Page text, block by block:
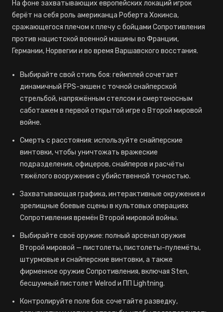
На фоне захватывающих европейских локаций игрок
берёт на себя роль американца Роберта Хокинса,
сражающегося плечом к плечу с бойцами Сопротивления
против нацистской военной машины во Франции,
Германии, Норвегии и во время Варшавского восстания.
Выбирайте свой стиль боя: геймплей сочетает
динамичный FPS-экшен с точной снайперской
стрельбой, напряжённым стелсом и смертоносным
саботажем в первой открытой игре о Второй мировой
войне.
Смерть с расстояния: используйте снайперские
винтовки, чтобы уничтожать вражеские
подразделения, офицеров, снайперов и расчёты
тяжёлого вооружения с убийственной точностью.
Захватывающая графика, интерактивные окружения и
зрелищные боевые сцены в культовых операциях
Сопротивления времён Второй мировой войны.
Выбирайте своё оружие: полный арсенал оружия
Второй мировой — пистолеты, пистолеты-пулемёты,
штурмовые и снайперские винтовки, а также
фирменное оружие Сопротивления, включая Sten,
бесшумный пистолет Welrod и ПП Lightning.
Контролируйте поле боя: сочетайте разведку,